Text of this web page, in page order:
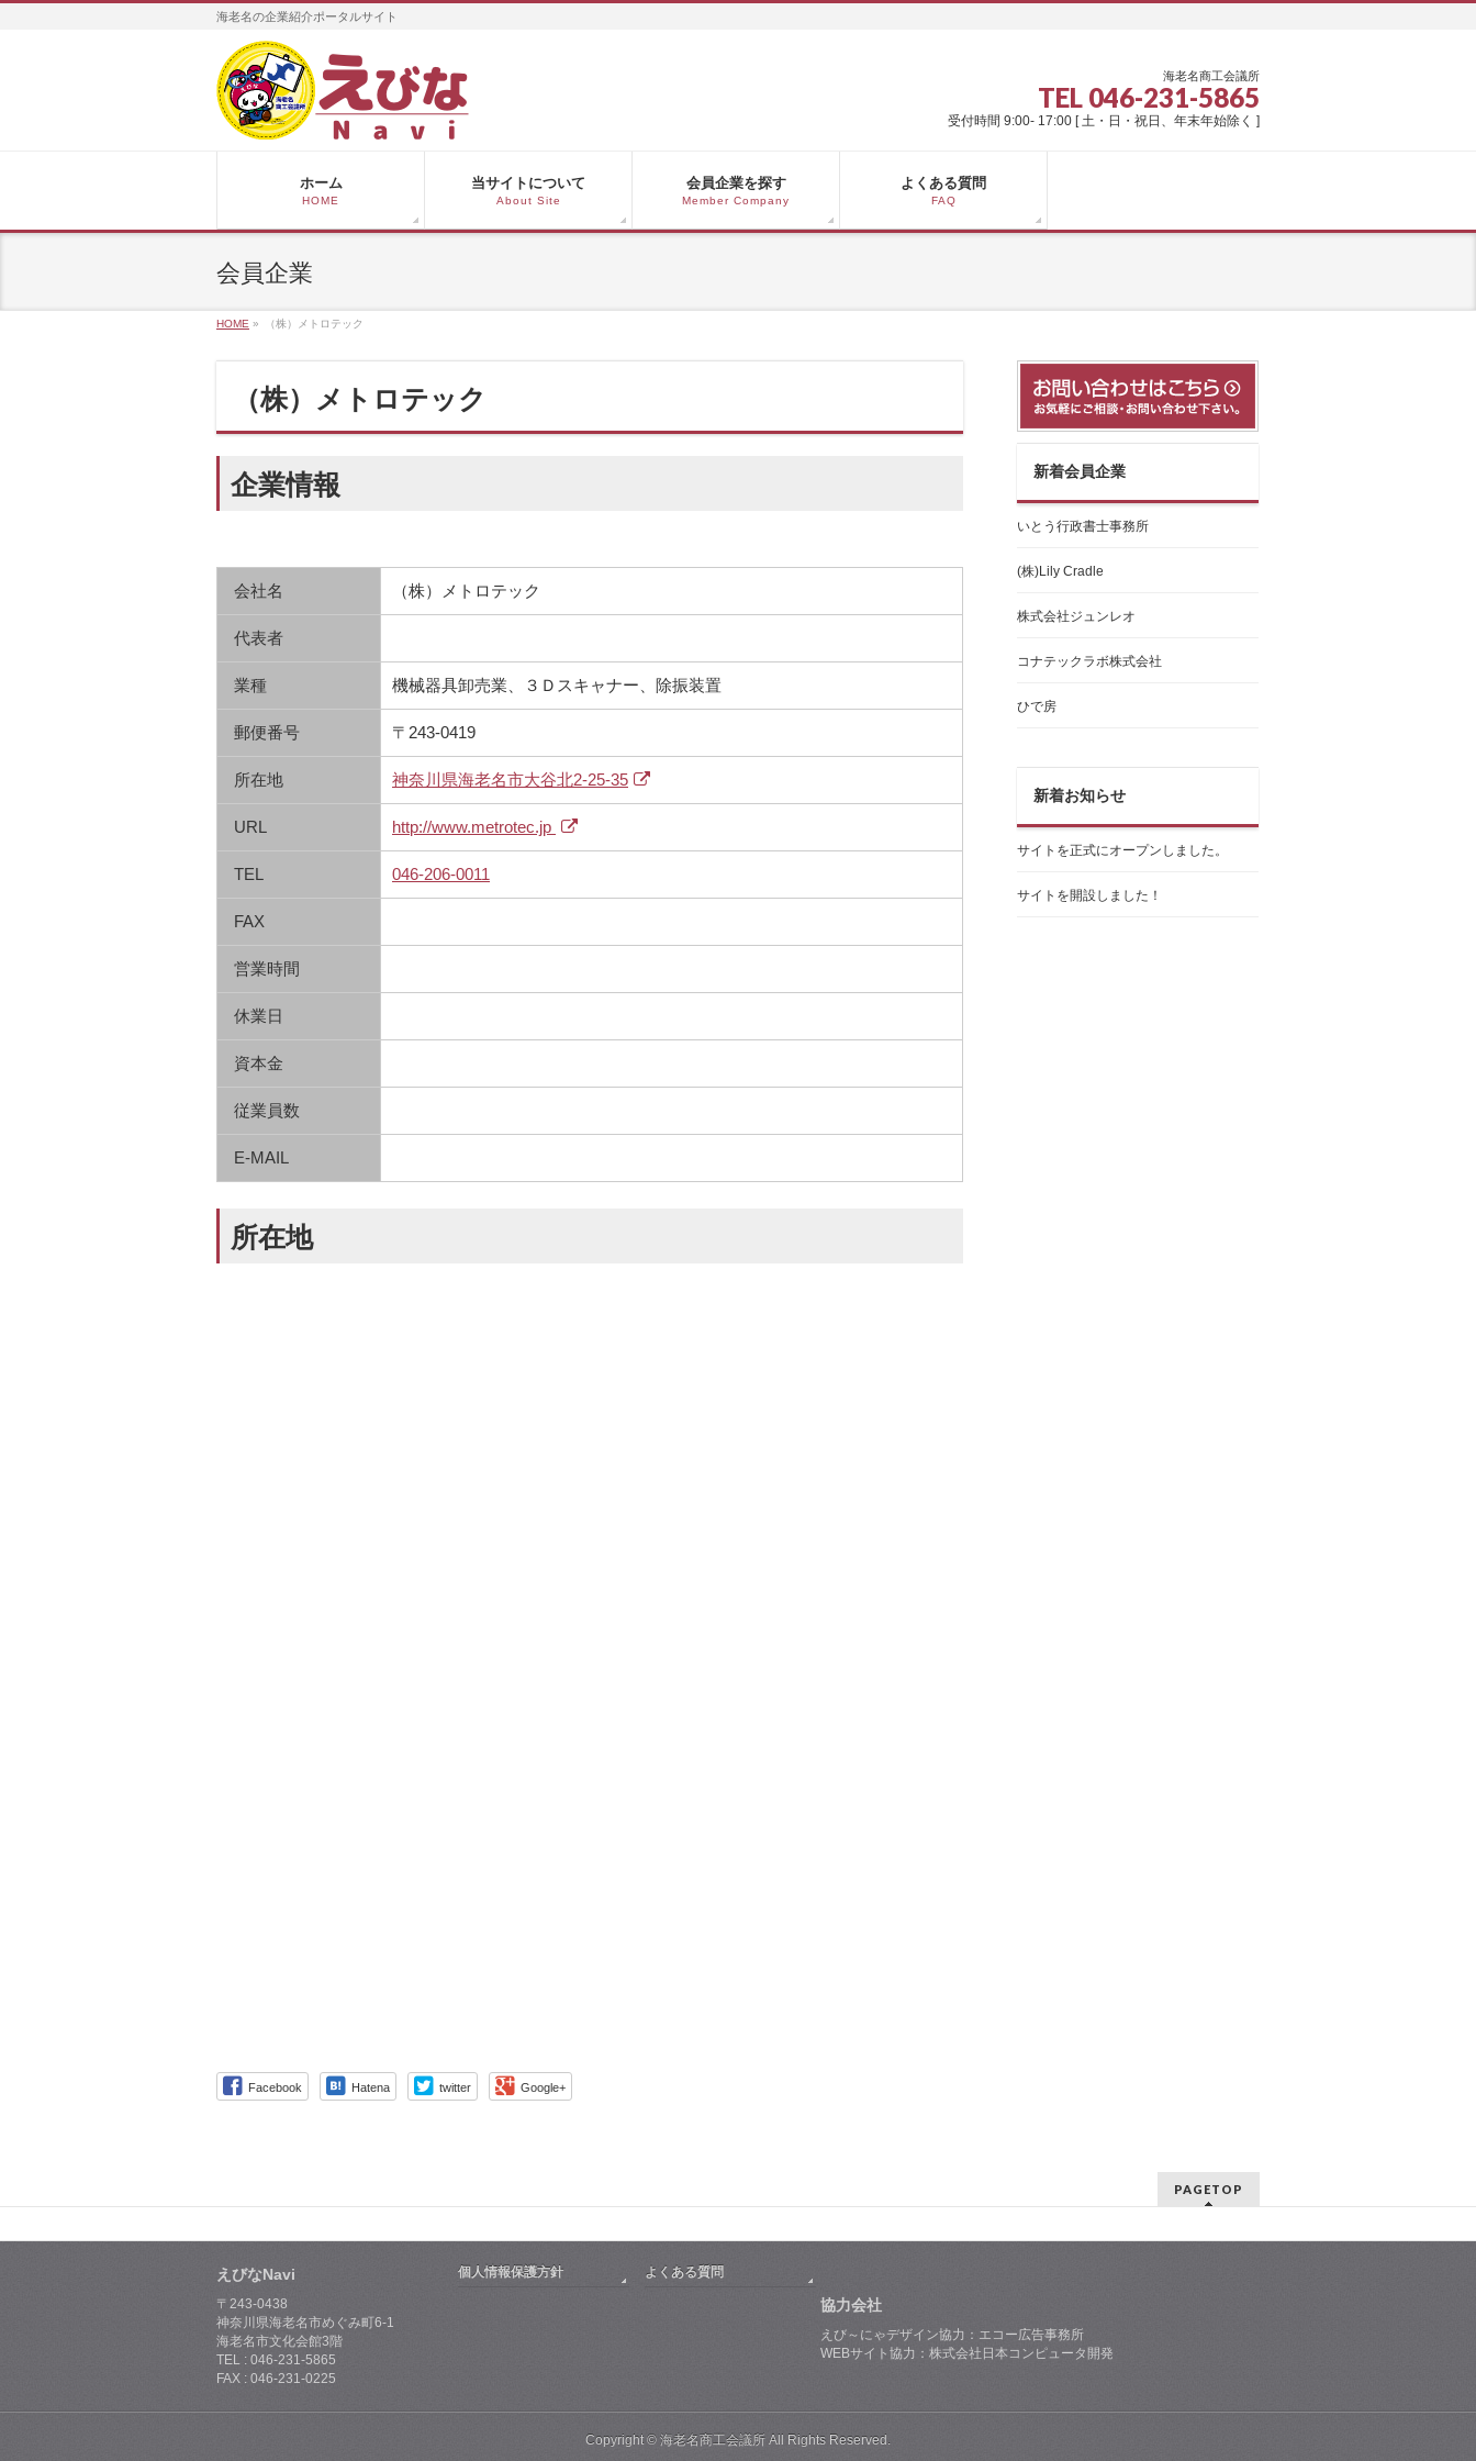
海老名の企業紹介ポータルサイト
海老名商工会議所
TEL 046-231-5865
受付時間 9:00- 17:00 [ 土・日・祝日、年末年始除く ]
ホーム
HOME
当サイトについて
About Site
会員企業を探す
Member Company
よくある質問
FAQ
会員企業
HOME » （株）メトロテック
（株）メトロテック
企業情報
会社名 （株）メトロテック
代表者
業種 機械器具卸売業、３Ｄスキャナー、除振装置
郵便番号 〒243-0419
所在地 神奈川県海老名市大谷北2-25-35
URL http://www.metrotec.jp
TEL 046-206-0011
FAX
営業時間
休業日
資本金
従業員数
E-MAIL
所在地
Facebook Hatena twitter Google+
新着会員企業
いとう行政書士事務所
(株)Lily Cradle
株式会社ジュンレオ
コナテックラボ株式会社
ひで房
新着お知らせ
サイトを正式にオープンしました。
サイトを開設しました！
PAGETOP
えびなNavi
〒243-0438
神奈川県海老名市めぐみ町6-1
海老名市文化会館3階
TEL : 046-231-5865
FAX : 046-231-0225
個人情報保護方針 よくある質問
協力会社
えび～にゃデザイン協力：エコー広告事務所
WEBサイト協力：株式会社日本コンピュータ開発
Copyright © 海老名商工会議所 All Rights Reserved.